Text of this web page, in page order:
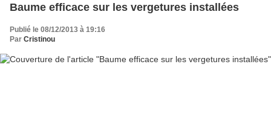
Baume efficace sur les vergetures installées
Publié le 08/12/2013 à 19:16
Par Cristinou